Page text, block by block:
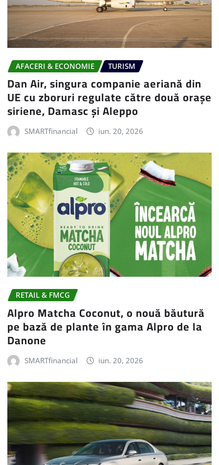
AFACERI & ECONOMIE TURISM
Dan Air, singura companie aeriană din
UE cu zboruri regulate către două orașe
siriene, Damasc și Aleppo
SMARTfinancial iun. 20, 2026
RETAIL & FMCG
Alpro Matcha Coconut, o nouă băutură
pe bază de plante în gama Alpro de la
Danone
SMARTfinancial iun. 20, 2026